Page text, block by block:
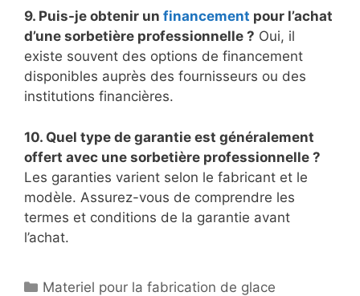
9. Puis-je obtenir un financement pour l’achat
d’une sorbetière professionnelle ? Oui, il
existe souvent des options de financement
disponibles auprès des fournisseurs ou des
institutions financières.
10. Quel type de garantie est généralement
offert avec une sorbetière professionnelle ?
Les garanties varient selon le fabricant et le
modèle. Assurez-vous de comprendre les
termes et conditions de la garantie avant
l’achat.
Catégories
Materiel pour la fabrication de glace